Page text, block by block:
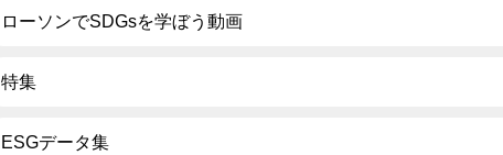
ローソンでSDGsを学ぼう動画
特集
ESGデータ集